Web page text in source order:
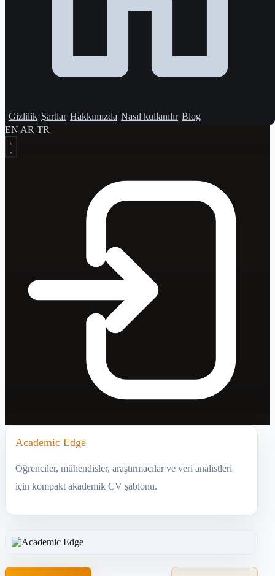
Gizlilik Şartlar Hakkımızda Nasıl kullanılır Blog
EN AR TR
Academic Edge
Öğrenciler, mühendisler, araştırmacılar ve veri analistleri
için kompakt akademik CV şablonu.